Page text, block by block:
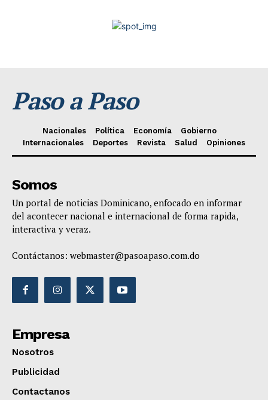
Paso a Paso
Nacionales Política Economía
Gobierno
Internacionales
Deportes Revista Salud Opiniones
Somos
Un portal de noticias Dominicano, enfocado en informar
del acontecer nacional e internacional de forma rapida,
interactiva y veraz.
Contáctanos: webmaster@pasoapaso.com.do
Empresa
Nosotros
Publicidad
Contactanos